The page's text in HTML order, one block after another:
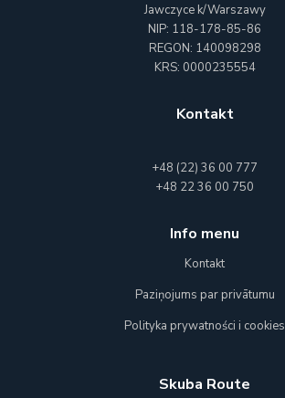
Jawczyce k/Warszawy
NIP: 118-178-85-86
REGON: 140098298
KRS: 0000235554
Kontakt
+48 (22) 36 00 777
+48 22 36 00 750
Info menu
Kontakt
Paziņojums par privātumu
Polityka prywatności i cookies
Skuba Route